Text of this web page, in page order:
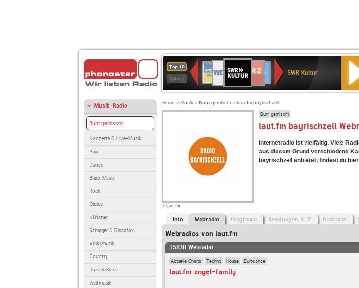
Top 10
Zuletzt
Deutschlandfunk
80er
90er
OLDIE
ANTENNE
SWR3
WDR
4
BR-
KLASSIK
Deutschlandfunk
Kultur
ANTENNE
BAYERN
2
Kultur2
SWR Kultur
Musik-Radio
Bunt gemischt
Konzerte & Live-Musik
Pop
Dance
Black Music
Rock
Oldies
Künstler
Schlager & Discofox
Volksmusik
Country
Jazz & Blues
Weltmusik
Home > Musik > Bunt gemischt > laut.fm bayrischzell
© laut.fm
Bunt gemischt
laut.fm bayrischzell
Internetradio ist vielfältig. Viele
aus diesem Grund verschiedene
bayrischzell anbietet, findest du hier.
Info Webradio Programm Sendungen A-Z Podcasts
Webradios von laut.fm
15838 Webradio
Aktuelle Charts Techno House Eurodance
laut.fm angel-family